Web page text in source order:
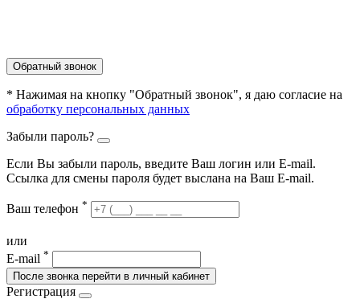
Обратный звонок
* Нажимая на кнопку "Обратный звонок", я даю согласие на
обработку персональных данных
Забыли пароль?
Если Вы забыли пароль, введите Ваш логин или Е-mail.
Ссылка для смены пароля будет выслана на Ваш E-mail.
Ваш телефон *
или
E-mail *
После звонка перейти в личный кабинет
Регистрация